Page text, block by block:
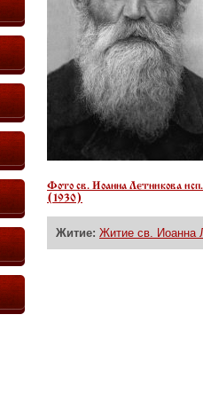
Фото св. Иоанна Летникова исп.
(1930)
Житие: Житие св. Иоанна